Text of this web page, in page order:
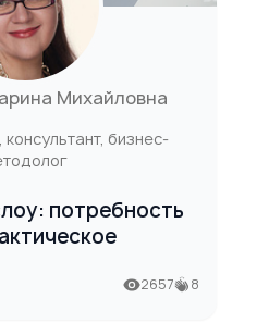
Михайловна
бизнес-
потребность
2657 8